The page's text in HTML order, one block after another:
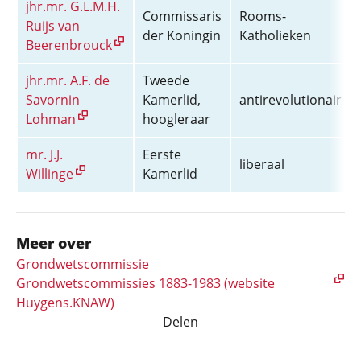
jhr.mr. G.L.M.H.
Ruijs van
Beerenbrouck
Commissaris
der Koningin
Rooms-
Katholieken
jhr.mr. A.F. de
Savornin
Lohman
Tweede
Kamerlid,
hoogleraar
antirevolutionair
mr. J.J.
Willinge
Eerste
Kamerlid
liberaal
Meer over
Grondwetscommissie
Grondwetscommissies 1883-1983 (website
Huygens.KNAW)
Delen